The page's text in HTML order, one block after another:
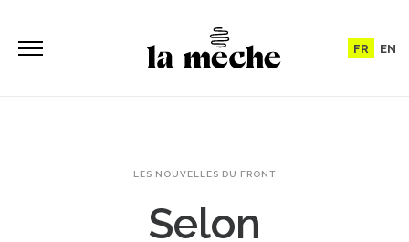
FR EN
LES NOUVELLES DU FRONT
Selon